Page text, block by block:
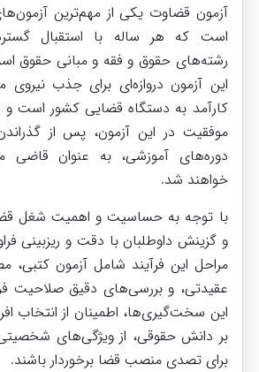
آزمون قضاوت یکی از مهم‌ترین
است که هر ساله با استقبال
رشته‌های حقوق و فقه و مبانی حقوق
این آزمون دروازه‌ای برای جذب
کارآمد به دستگاه قضایی کشور است و
موفقیت در این آزمون، پس از
دوره‌های آموزشی، به عنوان
خواهند شد.
با توجه به حساسیت و اهمیت شغل
و گزینش داوطلبان با دقت و ریزبینی
مراحل این فرآیند شامل آزمون کتبی،
عقیدتی، و بررسی‌های دقیق صلاحیت
این سخت‌گیری‌ها، اطمینان از انتخاب
بر دانش حقوقی، از ویژگی‌های
برای تصدی منصب قضا برخوردار باشند.